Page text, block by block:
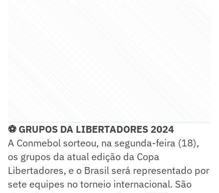
⚽ GRUPOS DA LIBERTADORES 2024
A Conmebol sorteou, na segunda-feira (18),
os grupos da atual edição da Copa
Libertadores, e o Brasil será representado por
sete equipes no torneio internacional. São